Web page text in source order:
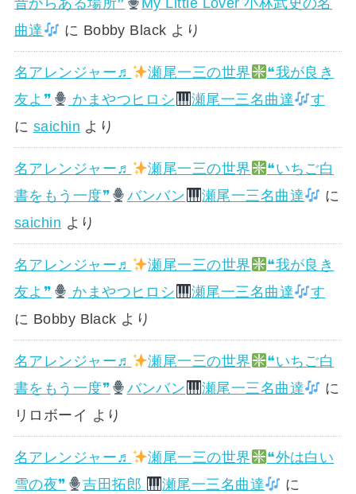
昔からある場所❞
My Little Lover 小林武史の名
曲達
に Bobby Black より
名アレンジャー♬ 瀬尾一三の世界
❝我が良き
友よ❞
かまやつヒロシ 瀬尾一三名曲達
す
に saichin より
名アレンジャー♬ 瀬尾一三の世界
❝いちご白
書をもう一度❞
バンバン 瀬尾一三名曲達
に
saichin より
名アレンジャー♬ 瀬尾一三の世界
❝我が良き
友よ❞
かまやつヒロシ 瀬尾一三名曲達
す
に Bobby Black より
名アレンジャー♬ 瀬尾一三の世界
❝いちご白
書をもう一度❞
バンバン 瀬尾一三名曲達
に
リロボーイ より
名アレンジャー♬ 瀬尾一三の世界
❝外は白い
雪の夜❞
吉田拓郎 瀬尾一三名曲達
に